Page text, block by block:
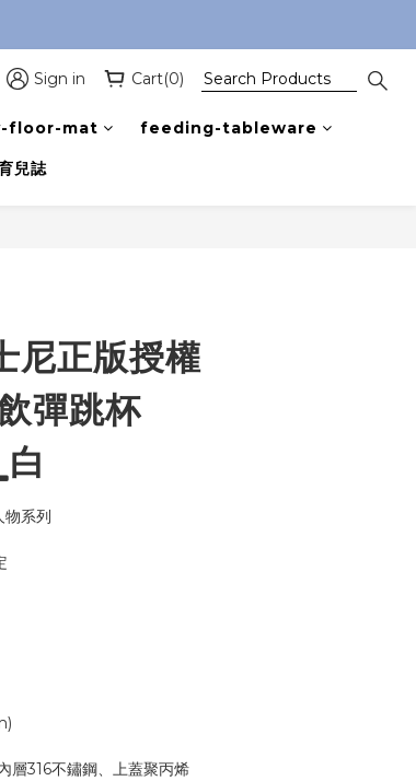
Sign in Cart(0)
floor-mat feeding-tableware
兒誌
尼正版授權
彈跳杯
物系列
層316不鏽鋼、上蓋聚丙烯